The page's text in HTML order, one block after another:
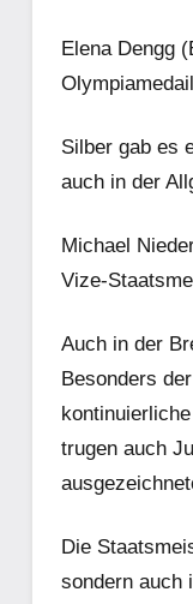
Elena Dengg
Silber gab es
auch in der
Michael
Vize-
Auch in der
Besonders
trugen auch
Die
sondern auch